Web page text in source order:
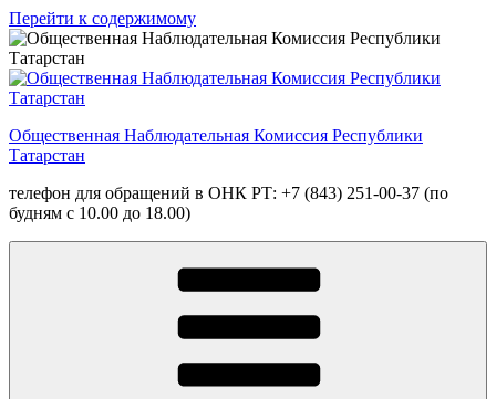
Перейти к содержимому
Общественная Наблюдательная Комиссия Республики
Татарстан
телефон для обращений в ОНК РТ: +7 (843) 251-00-37 (по
будням с 10.00 до 18.00)